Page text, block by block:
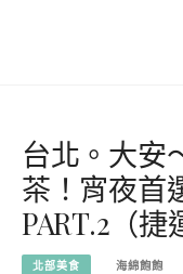
台北。大安
茶！宵夜首
PART.2（捷
北部美食 海綿飽飽